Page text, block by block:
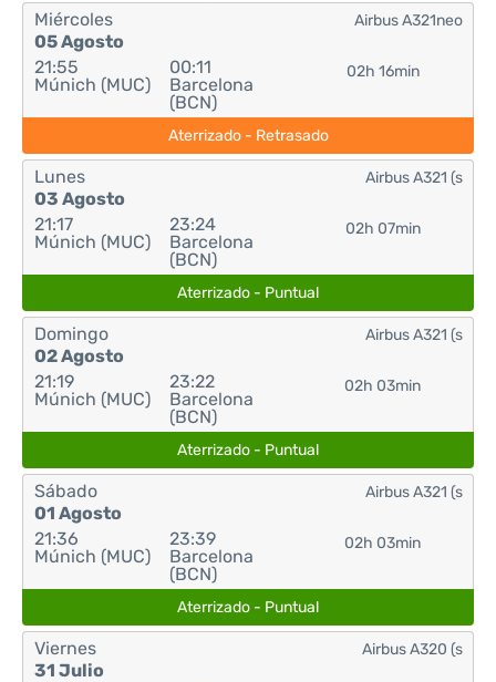
Miércoles
05 Agosto
21:55
Múnich (MUC)
00:11
Barcelona
(BCN)
02h 16min
Airbus A321neo
Aterrizado - Retrasado
Lunes
03 Agosto
21:17
Múnich (MUC)
23:24
Barcelona
(BCN)
02h 07min
Airbus A321 (s
Aterrizado - Puntual
Domingo
02 Agosto
21:19
Múnich (MUC)
23:22
Barcelona
(BCN)
02h 03min
Airbus A321 (s
Aterrizado - Puntual
Sábado
01 Agosto
21:36
Múnich (MUC)
23:39
Barcelona
(BCN)
02h 03min
Airbus A321 (s
Aterrizado - Puntual
Viernes
31 Julio
Airbus A320 (s